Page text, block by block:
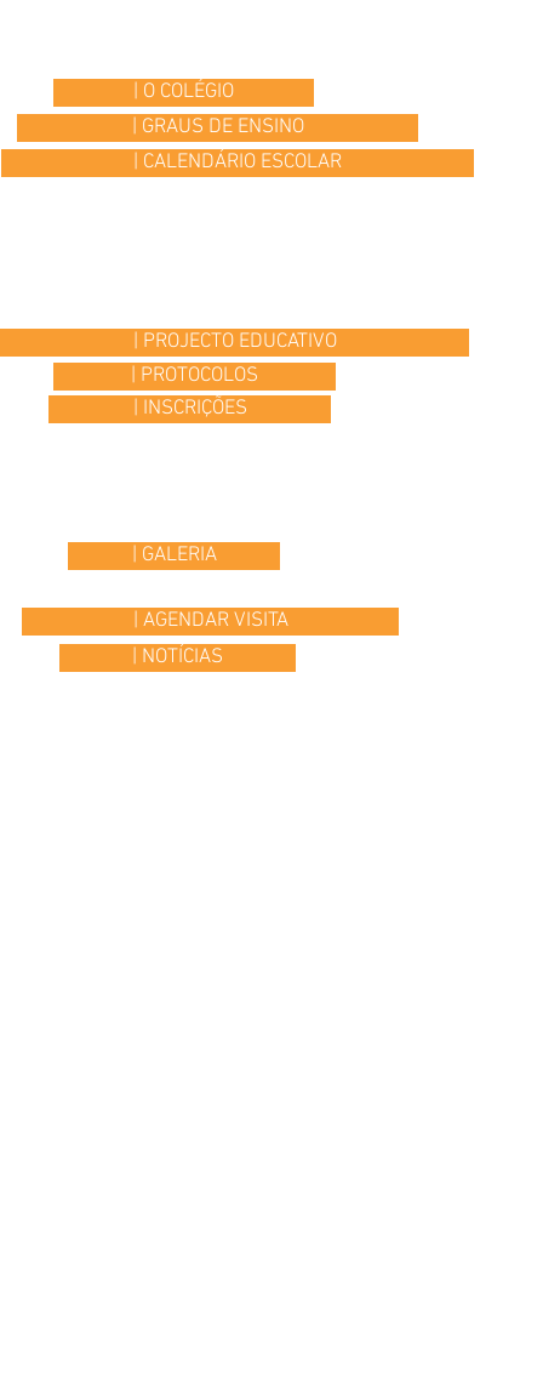
| O COLÉGIO
| GRAUS DE ENSINO
| CALENDÁRIO ESCOLAR
| PROJECTO EDUCATIVO
| PROTOCOLOS
| INSCRIÇÕES
| GALERIA
| AGENDAR VISITA
| NOTÍCIAS